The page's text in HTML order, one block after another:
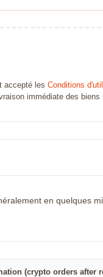
accepté les Conditions
immédiate des biens
en quelques
(crypto orders after